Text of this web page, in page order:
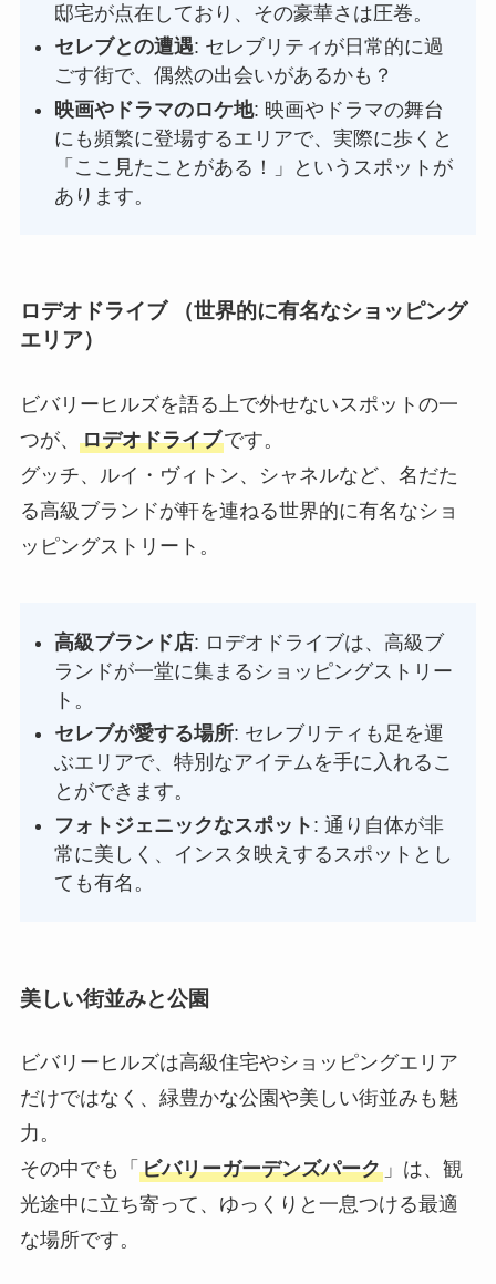
邸宅が点在しており、その豪華さは圧巻。
セレブとの遭遇: セレブリティが日常的に過
ごす街で、偶然の出会いがあるかも？
映画やドラマのロケ地: 映画やドラマの舞台
にも頻繁に登場するエリアで、実際に歩くと
「ここ見たことがある！」というスポットが
あります。
ロデオドライブ （世界的に有名なショッピング
エリア）
ビバリーヒルズを語る上で外せないスポットの一
つが、 ロデオドライブです。
グッチ、ルイ・ヴィトン、シャネルなど、名だた
る高級ブランドが軒を連ねる世界的に有名なショ
ッピングストリート。
高級ブランド店: ロデオドライブは、高級ブ
ランドが一堂に集まるショッピングストリー
ト。
セレブが愛する場所: セレブリティも足を運
ぶエリアで、特別なアイテムを手に入れるこ
とができます。
フォトジェニックなスポット : 通り自体が非
常に美しく、インスタ映えするスポットとし
ても有名。
美しい街並みと公園
ビバリーヒルズは高級住宅やショッピングエリア
だけではなく、緑豊かな公園や美しい街並みも魅
力。
その中でも「 ビバリーガーデンズパーク」は、観
光途中に立ち寄って、ゆっくりと一息つける最適
な場所です。